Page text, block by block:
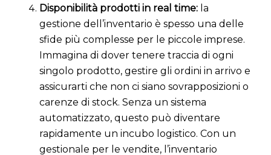
Disponibilità prodotti in real time: la
gestione dell’inventario è spesso una delle
sfide più complesse per le piccole imprese.
Immagina di dover tenere traccia di ogni
singolo prodotto, gestire gli ordini in arrivo e
assicurarti che non ci siano sovrapposizioni o
carenze di stock. Senza un sistema
automatizzato, questo può diventare
rapidamente un incubo logistico. Con un
gestionale per le vendite, l’inventario